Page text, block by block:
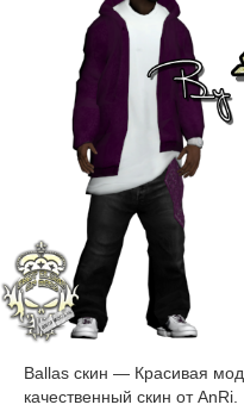
Ballas скин — Красивая
качественный скин от AnRi.